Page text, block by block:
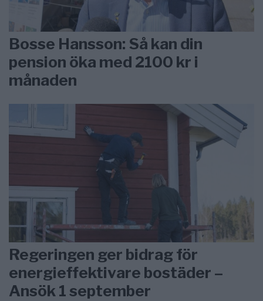
Bosse Hansson: Så kan din
pension öka med 2100 kr i
månaden
Regeringen ger bidrag för
energieffektivare bostäder –
Ansök 1 september